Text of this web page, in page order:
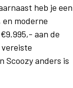
heb je een
moderne
aan de
Scoozy anders is